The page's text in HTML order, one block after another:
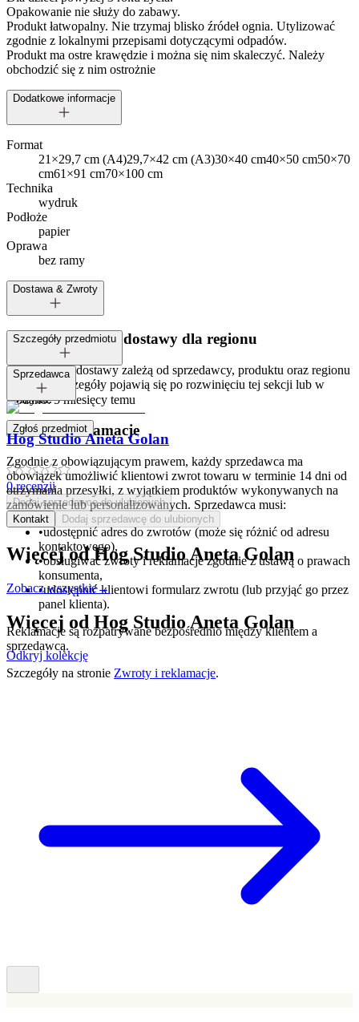
Opakowanie nie służy do zabawy.
Produkt łatwopalny. Nie trzymaj blisko źródeł ognia. Utylizować
zgodnie z lokalnymi przepisami dotyczącymi odpadów.
Produkt ma ostre krawędzie i można się nim skaleczyć. Należy
obchodzić się z nim ostrożnie
Dodatkowe informacje
Format
21×29,7 cm (A4)29,7×42 cm (A3)30×40 cm40×50 cm50×70
cm61×91 cm70×100 cm
Technika
wydruk
Podłoże
papier
Oprawa
bez ramy
Dostawa & Zwroty
Dostępne metody dostawy dla regionu
Opcje i koszt dostawy zależą od sprzedawcy, produktu oraz regionu
dostawy. Szczegóły pojawią się po rozwinięciu tej sekcji lub w
koszyku.
Zwroty i reklamacje
Zgodnie z obowiązującym prawem, każdy sprzedawca ma
obowiązek umożliwić klientowi zwrot towaru w terminie 14 dni od
otrzymania przesyłki, z wyjątkiem produktów wykonywanych na
zamówienie lub personalizowanych. Sprzedawca musi:
•udostępnić adres do zwrotów (może się różnić od adresu
kontaktowego),
•obsługiwać zwroty i reklamacje zgodnie z ustawą o prawach
konsumenta,
•udostępnić klientowi formularz zwrotu (lub przyjąć go przez
panel klienta).
Reklamacje są rozpatrywane bezpośrednio między klientem a
sprzedawcą.
Szczegóły na stronie Zwroty i reklamacje.
Szczegóły przedmiotu
Tagi:
Dodano:5 miesięcy temu
Zgłoś przedmiot
Sprzedawca
Hog Studio Aneta Golan
0recenzji
Dodaj sprzedawcę do ulubionych
Kontakt
Dodaj sprzedawcę do ulubionych
Więcej odHog Studio Aneta Golan
Zobacz wszystkie→
Więcej od Hog Studio Aneta Golan
Odkryj kolekcję